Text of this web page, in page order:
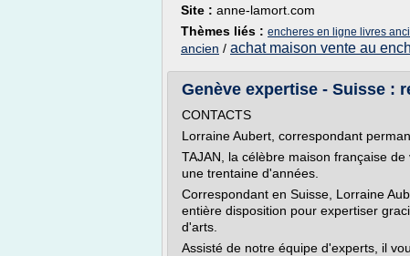
Site : anne-lamort.com
Thèmes liés : encheres en ligne livres
ancien / achat maison vente au
Genève expertise - Suisse :
CONTACTS
Lorraine Aubert, correspondant
TAJAN, la célèbre maison française
une trentaine d'années.
Correspondant en Suisse, Lorraine
entière disposition pour expertiser
d'arts.
Assisté de notre équipe d'experts, il